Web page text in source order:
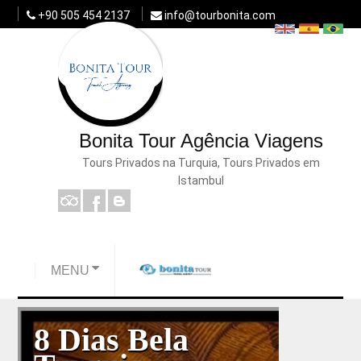
+90 505 454 2137 info@tourbonita.com
Bonita Tour Agência Viagens
Tours Privados na Turquia, Tours Privados em
Istambul
MENU
8 Dias Bela
Palàcio de